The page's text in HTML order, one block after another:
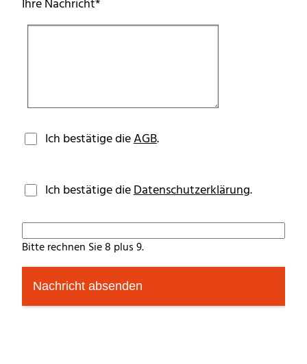
Pflichtfeld
Ihre Nachricht*
Ich bestätige dieAGB.
Ich bestätige dieDatenschutzerklärung.
Bitte rechnen Sie 8 plus 9.
Nachricht absenden